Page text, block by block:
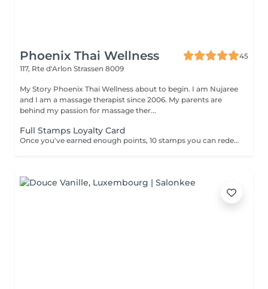
Phoenix Thai Wellness
45
117, Rte d'Arlon Strassen 8009
My Story Phoenix Thai Wellness about to begin. I am Nujaree
and I am a massage therapist since 2006. My parents are
behind my passion for massage ther...
Full Stamps Loyalty Card
Once you've earned enough points, 10 stamps you can redeem them for a discount 30 minutes free.